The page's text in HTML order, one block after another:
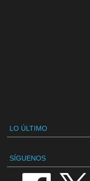
LO ÚLTIMO
SÍGUENOS